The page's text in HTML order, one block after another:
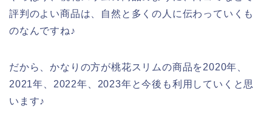
評判のよい商品は、自然と多くの人に伝わっていくも
のなんですね♪
だから、かなりの方が桃花スリムの商品を2020年、
2021年、2022年、2023年と今後も利用していくと思
います♪